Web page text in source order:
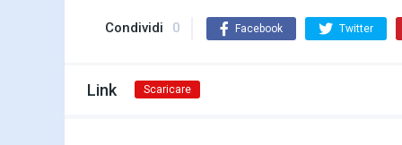
Condividi 0 Facebook Twitter
Link Scaricare